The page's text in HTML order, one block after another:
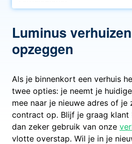
Luminus
opzeggen
Als je binnenkort een verhuis
twee opties: je neemt je
mee naar je nieuwe adres of je
contract op. Blijf je graag klant
dan zeker gebruik van onze
vlotte overstap. Wil je in je